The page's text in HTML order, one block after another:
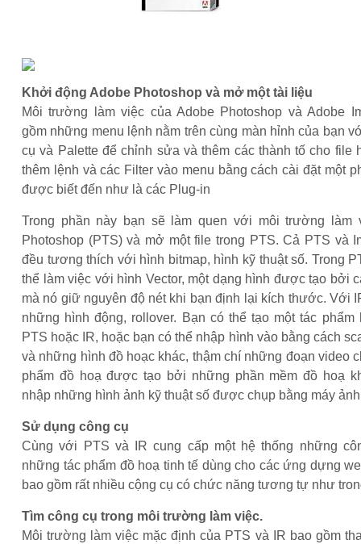
Khởi động Adobe Photoshop và mở một tài liệu
Môi trường làm việc của Adobe Photoshop và Adobe
gồm những menu lệnh nằm trên cùng màn hỉnh của bạn
cụ và Palette để chỉnh sửa và thêm các thành tố cho file
thêm lệnh và các Filter vào menu bằng cách cài đặt một
được biết đến như là các Plug-in
Trong phần này bạn sẽ làm quen với môi trường làm
Photoshop (PTS) và mở một file trong PTS. Cả PTS và
đều tương thích với hình bitmap, hình kỹ thuật số. Trong
thể làm việc với hình Vector, một dạng hình được tạo bởi
mà nó giữ nguyên độ nét khi bạn định lại kích thước. Với
những hình động, rollover. Bạn có thể tạo một tác phẩm
PTS hoặc IR, hoặc bạn có thể nhập hình vào bằng cách
và những hình đồ hoạc khác, thậm chí những đoạn video
phẩm đồ hoạ được tạo bởi những phần mềm đồ hoạ
nhập những hình ảnh kỹ thuật số được chụp bằng máy
Sử dụng công cụ
Cùng với PTS và IR cung cấp một hệ thống những
những tác phẩm đồ hoạ tinh tế dùng cho các ứng dựng
bao gồm rất nhiều cộng cụ có chức năng tương tự như
Tìm công cụ trong môi trường làm việc.
Môi trường làm việc mặc định của PTS và IR bao gồm